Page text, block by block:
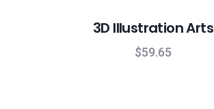
3D Illustration Arts
$59.65